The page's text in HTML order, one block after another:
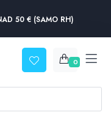
50 € (SAMO RH)
0